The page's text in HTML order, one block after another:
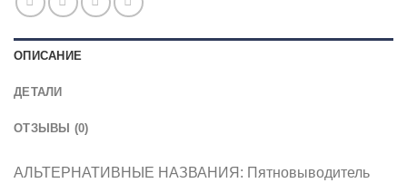
ОПИСАНИЕ
ДЕТАЛИ
ОТЗЫВЫ (0)
АЛЬТЕРНАТИВНЫЕ НАЗВАНИЯ: Пятновыводитель